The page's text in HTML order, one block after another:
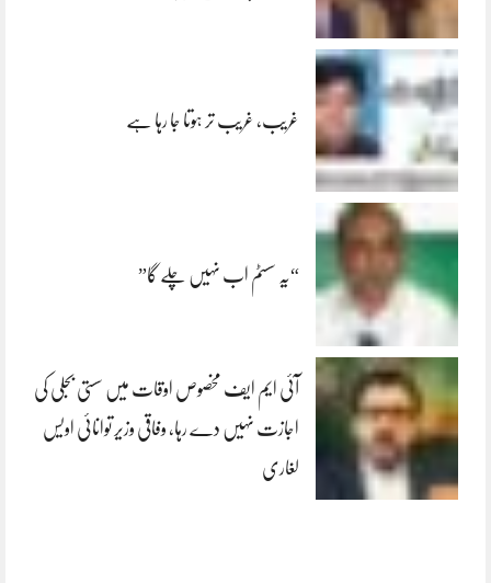
غریب، غریب تر ہوتا جا رہا ہے
“یہ سسٹم اب نہیں چلے گا”
آئی ایم ایف مخصوص اوقات میں سستی بجلی کی
اجازت نہیں دے رہا، وفاقی وزیر توانائی اویس
لغاری